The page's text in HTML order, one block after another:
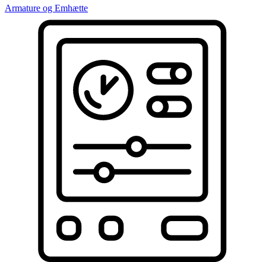
Armature og Emhætte